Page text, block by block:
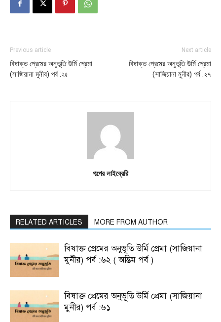
Previous article
বিষাক্ত প্রেমের অনুভূতি উর্মি প্রেমা
(সাজিয়ানা মুনীর) পর্ব :২৫
Next article
বিষাক্ত প্রেমের অনুভূতি উর্মি প্রেমা
(সাজিয়ানা মুনীর) পর্ব :২৭
গল্পের লাইব্রেরি
RELATED ARTICLES MORE FROM AUTHOR
বিষাক্ত প্রেমের অনুভূতি উর্মি প্রেমা (সাজিয়ানা
মুনীর) পর্ব :৬২ ( অন্তিম পর্ব )
বিষাক্ত প্রেমের অনুভূতি উর্মি প্রেমা (সাজিয়ানা
মুনীর) পর্ব :৬১